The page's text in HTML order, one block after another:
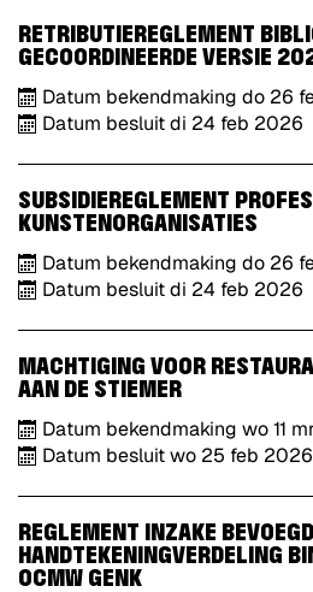
RETRIBUTIEREGLEMENT
GECOORDINEERDE VERSIE
Datum bekendmaking do 26
Datum besluitdi 24 feb 2026
SUBSIDIEREGLEMENT
KUNSTENORGANISATIES
Datum bekendmaking do 26
Datum besluitdi 24 feb 2026
MACHTIGING VOOR
AAN DE STIEMER
Datum bekendmaking wo11
Datum besluitwo 25 feb 2026
REGLEMENT INZAKE
HANDTEKENINGVERDELING
OCMW GENK